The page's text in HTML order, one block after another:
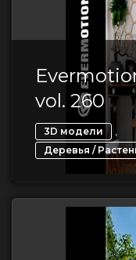
vol. 260
3D модели ,
Деревья /